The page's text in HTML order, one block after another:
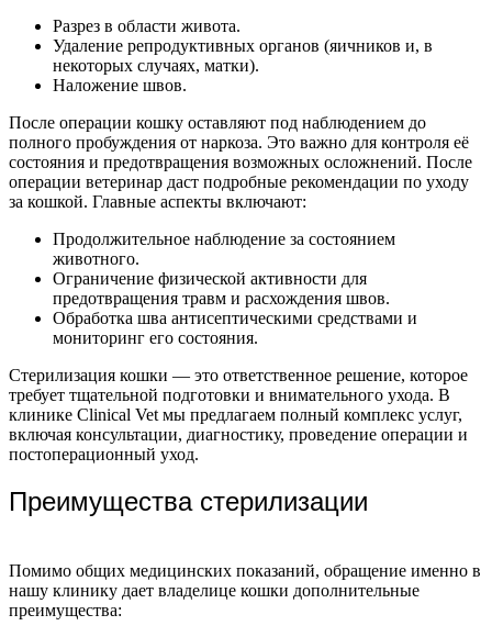
Разрез в области живота.
Удаление репродуктивных органов (яичников и, в
некоторых случаях, матки).
Наложение швов.
После операции кошку оставляют под наблюдением до
полного пробуждения от наркоза. Это важно для контроля её
состояния и предотвращения возможных осложнений. После
операции ветеринар даст подробные рекомендации по уходу
за кошкой. Главные аспекты включают:
Продолжительное наблюдение за состоянием
животного.
Ограничение физической активности для
предотвращения травм и расхождения швов.
Обработка шва антисептическими средствами и
мониторинг его состояния.
Стерилизация кошки — это ответственное решение, которое
требует тщательной подготовки и внимательного ухода. В
клинике Clinical Vet мы предлагаем полный комплекс услуг,
включая консультации, диагностику, проведение операции и
постоперационный уход.
Преимущества стерилизации
Помимо общих медицинских показаний, обращение именно в
нашу клинику дает владелице кошки дополнительные
преимущества: